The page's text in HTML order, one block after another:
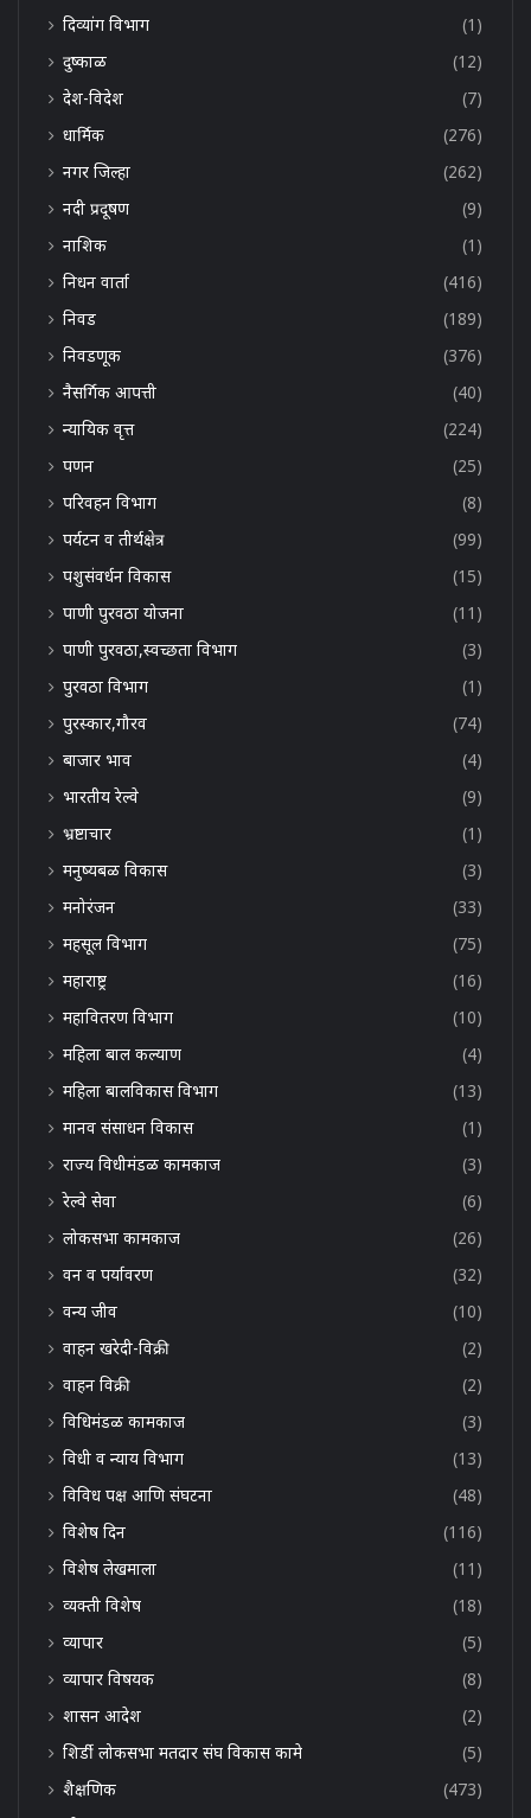
दिव्यांग विभाग
(1)
दुष्काळ
(12)
देश-विदेश
(7)
धार्मिक
(276)
नगर जिल्हा
(262)
नदी प्रदूषण
(9)
नाशिक
(1)
निधन वार्ता
(416)
निवड
(189)
निवडणूक
(376)
नैसर्गिक आपत्ती
(40)
न्यायिक वृत्त
(224)
पणन
(25)
परिवहन विभाग
(8)
पर्यटन व तीर्थक्षेत्र
(99)
पशुसंवर्धन विकास
(15)
पाणी पुरवठा योजना
(11)
पाणी पुरवठा,स्वच्छता विभाग
(3)
पुरवठा विभाग
(1)
पुरस्कार,गौरव
(74)
बाजार भाव
(4)
भारतीय रेल्वे
(9)
भ्रष्टाचार
(1)
मनुष्यबळ विकास
(3)
मनोरंजन
(33)
महसूल विभाग
(75)
महाराष्ट्र
(16)
महावितरण विभाग
(10)
महिला बाल कल्याण
(4)
महिला बालविकास विभाग
(13)
मानव संसाधन विकास
(1)
राज्य विधीमंडळ कामकाज
(3)
रेल्वे सेवा
(6)
लोकसभा कामकाज
(26)
वन व पर्यावरण
(32)
वन्य जीव
(10)
वाहन खरेदी-विक्री
(2)
वाहन विक्री
(2)
विधिमंडळ कामकाज
(3)
विधी व न्याय विभाग
(13)
विविध पक्ष आणि संघटना
(48)
विशेष दिन
(116)
विशेष लेखमाला
(11)
व्यक्ती विशेष
(18)
व्यापार
(5)
व्यापार विषयक
(8)
शासन आदेश
(2)
शिर्डी लोकसभा मतदार संघ विकास कामे
(5)
शैक्षणिक
(473)